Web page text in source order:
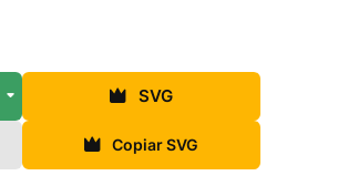
SVG
Copiar SVG